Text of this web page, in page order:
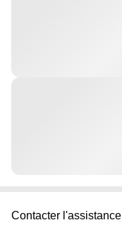
Contacter l'assistance